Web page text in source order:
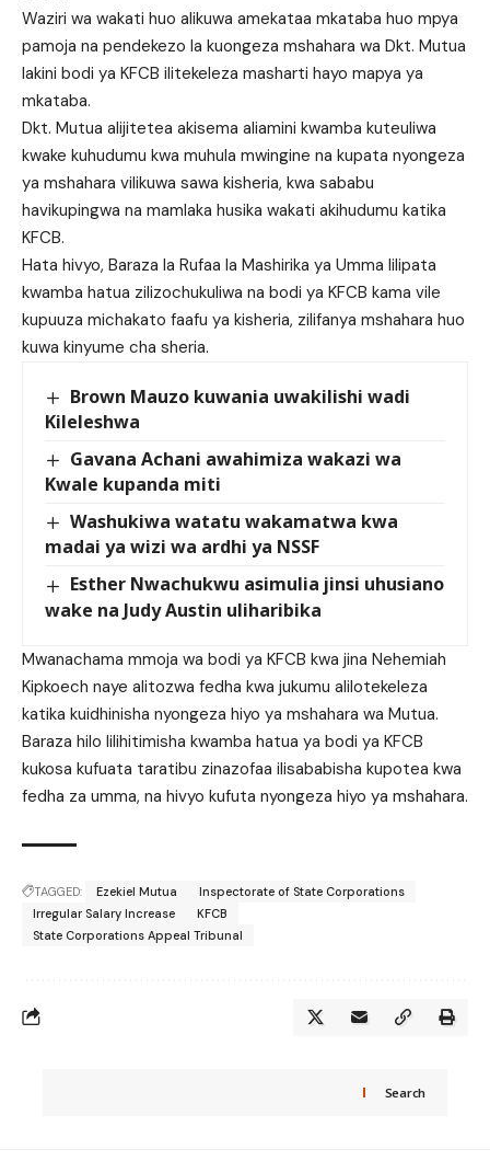
Waziri wa wakati huo alikuwa amekataa mkataba huo mpya
pamoja na pendekezo la kuongeza mshahara wa Dkt. Mutua
lakini bodi ya KFCB ilitekeleza masharti hayo mapya ya
mkataba.
Dkt. Mutua alijitetea akisema aliamini kwamba kuteuliwa
kwake kuhudumu kwa muhula mwingine na kupata nyongeza
ya mshahara vilikuwa sawa kisheria, kwa sababu
havikupingwa na mamlaka husika wakati akihudumu katika
KFCB.
Hata hivyo, Baraza la Rufaa la Mashirika ya Umma lilipata
kwamba hatua zilizochukuliwa na bodi ya KFCB kama vile
kupuuza michakato faafu ya kisheria, zilifanya mshahara huo
kuwa kinyume cha sheria.
Brown Mauzo kuwania uwakilishi wadi
Kileleshwa
Gavana Achani awahimiza wakazi wa
Kwale kupanda miti
Washukiwa watatu wakamatwa kwa
madai ya wizi wa ardhi ya NSSF
Esther Nwachukwu asimulia jinsi uhusiano
wake na Judy Austin uliharibika
Mwanachama mmoja wa bodi ya KFCB kwa jina Nehemiah
Kipkoech naye alitozwa fedha kwa jukumu alilotekeleza
katika kuidhinisha nyongeza hiyo ya mshahara wa Mutua.
Baraza hilo lilihitimisha kwamba hatua ya bodi ya KFCB
kukosa kufuata taratibu zinazofaa ilisababisha kupotea kwa
fedha za umma, na hivyo kufuta nyongeza hiyo ya mshahara.
TAGGED: Ezekiel Mutua
Inspectorate of State Corporations
Irregular Salary Increase
KFCB
State Corporations Appeal Tribunal
Search